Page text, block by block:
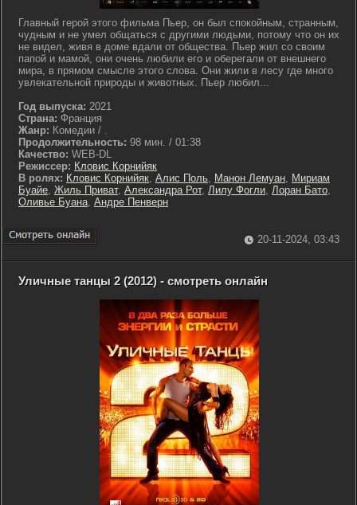
Главный герой этого фильма Пьер, он был спокойным, странным,
чудным и не умел общаться с другими людьми, потому что он их
не видел, живя в доме вдали от общества. Пьер жил со своим
папой и мамой, они очень любили его и оберегали от внешнего
мира, в прямом смысле этого слова. Они жили в лесу где много
увлекательной природы и животных. Пьер любил...
Год выпуска: 2021
Страна: Франция
Жанр: Комедии / .
Продолжительность: 98 мин. / 01:38
Качество: WEB-DL
Режиссер: Кловис Корнийяк
В ролях: Кловис Корнийяк, Алис Поль, Манон Лемуан, Мириам
Буайе, Жиль Приват, Александра Рот, Лилу Фогли, Лоран Бато,
Оливье Буана, Андре Пенверн
20-11-2024, 03:43
Уличные танцы 2 (2012) - смотреть онлайн